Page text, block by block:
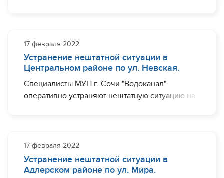
могут наблюдаться (частично) по ул.
Магнитогорская.
Завершить необходимый комплекс работ
планируется до 15:00.
Устранение нештатной ситуации в
Центральном районе по ул. Невская.
17 февраля 2022
Специалисты МУП г. Сочи "Водоканал"
оперативно устраняют нештатную ситуацию на
по пер. Трунова, ул. Невская.
Завершить необходимый комплекс работ
Устранение нештатной ситуации в
Адлерском районе по ул. Мира.
17 февраля 2022